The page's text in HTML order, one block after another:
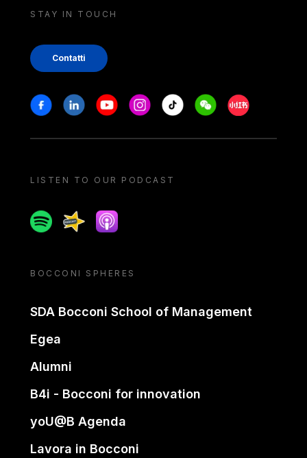
STAY IN TOUCH
Contatti
Stay in touch
FacebookLinkedinYoutubeInstagram
Tiktok WeechatXiaohongshu/
LISTEN TO OUR PODCAST
SpotifySpreakerApple podcast
BOCCONI SPHERES
SDA Bocconi School of Management
Egea
Alumni
B4i - Bocconi for innovation
yoU@B Agenda
Lavora in Bocconi